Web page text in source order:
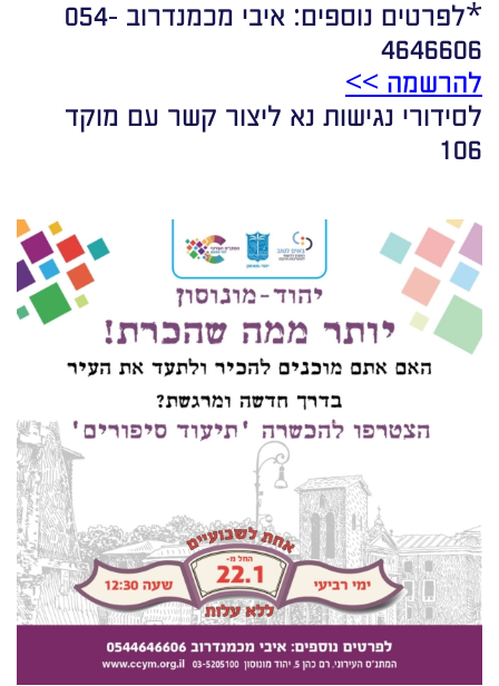
*לפרטים נוספים: איבי מכמנדרוב 054-
4646606
להרשמה >>
לסידורי נגישות נא ליצור קשר עם מוקד
106